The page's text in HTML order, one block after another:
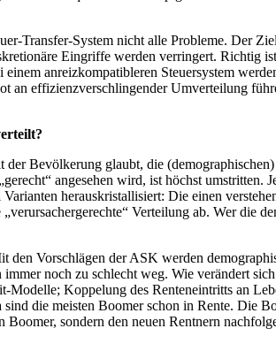
Transfer-System nicht alle Probleme. Der
Eingriffe werden verringert. Richtig
anreizkompatibleren Steuersystem
an effizienzverschlingender Umverteilung
Bevölkerung glaubt, die
angesehen wird, ist höchst umstritten.
herauskristallisiert: Die einen
Verteilung ab. Wer die
den Vorschlägen der ASK werden
noch zu schlecht weg. Wie verändert
Modelle; Koppelung des Renteneintritts an
die meisten Boomer schon in Rente. Die
sondern den neuen Rentnern